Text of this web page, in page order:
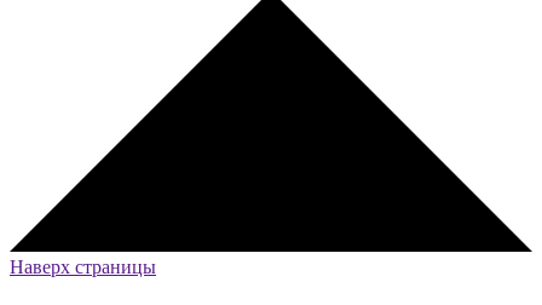
Наверх страницы